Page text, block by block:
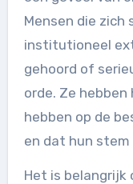
Mensen die zich
institutioneel
gehoord of
orde. Ze
hebben op de
en dat hun
Het is